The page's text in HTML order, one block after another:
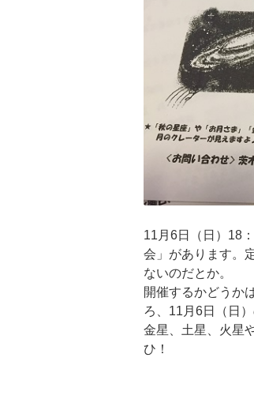
11月6日（日）18
会」があります。
ないのだとか。
開催するかどうか
ろ、11月6日（日
金星、土星、火星
ひ！